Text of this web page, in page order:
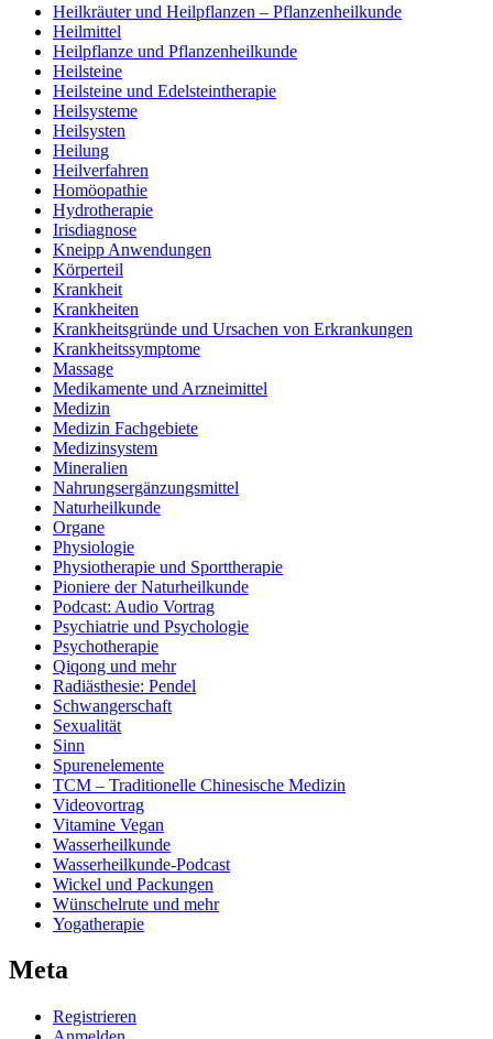
Heilkräuter und Heilpflanzen – Pflanzenheilkunde
Heilmittel
Heilpflanze und Pflanzenheilkunde
Heilsteine
Heilsteine und Edelsteintherapie
Heilsysteme
Heilsysten
Heilung
Heilverfahren
Homöopathie
Hydrotherapie
Irisdiagnose
Kneipp Anwendungen
Körperteil
Krankheit
Krankheiten
Krankheitsgründe und Ursachen von Erkrankungen
Krankheitssymptome
Massage
Medikamente und Arzneimittel
Medizin
Medizin Fachgebiete
Medizinsystem
Mineralien
Nahrungsergänzungsmittel
Naturheilkunde
Organe
Physiologie
Physiotherapie und Sporttherapie
Pioniere der Naturheilkunde
Podcast: Audio Vortrag
Psychiatrie und Psychologie
Psychotherapie
Qiqong und mehr
Radiästhesie: Pendel
Schwangerschaft
Sexualität
Sinn
Spurenelemente
TCM – Traditionelle Chinesische Medizin
Videovortrag
Vitamine Vegan
Wasserheilkunde
Wasserheilkunde-Podcast
Wickel und Packungen
Wünschelrute und mehr
Yogatherapie
Meta
Registrieren